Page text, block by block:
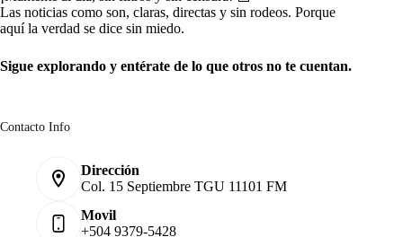
Las noticias como son, claras, directas y sin rodeos. Porque
aquí la verdad se dice sin miedo.
Sigue explorando y entérate de lo que otros no te cuentan.
Contacto Info
Dirección
Col. 15 Septiembre TGU 11101 FM
Movil
+504 9379-5428